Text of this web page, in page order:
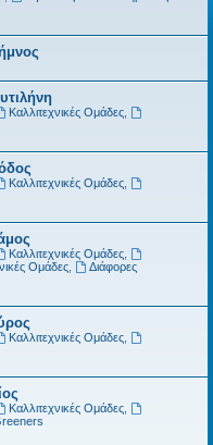
Καλλιτεχνικές Ομάδες,
Καλλιτεχνικές Ομάδες,
Καλλιτεχνικές Ομάδες,
Ομάδες,
Διάφορες
Καλλιτεχνικές Ομάδες,
Καλλιτεχνικές Ομάδες,